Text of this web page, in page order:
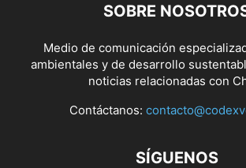
SOBRE
Medio de comunicación
ambientales y de desarrollo
noticias relacionadas con
Contáctanos:
SÍGUENOS